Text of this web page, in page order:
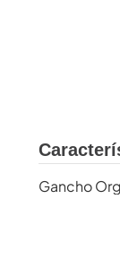
Gancho